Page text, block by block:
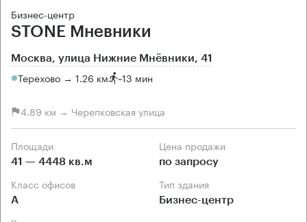
Бизнес-центр
STONE Мневники
Москва, улица Нижние Мнёвники, 41
Терехово → 1.26 км ~13 мин
4.89 км → Черепковская улица
Площади
41 — 4448 кв.м
Цена продажи
по запросу
Класс офисов
А
Тип здания
Бизнес-центр